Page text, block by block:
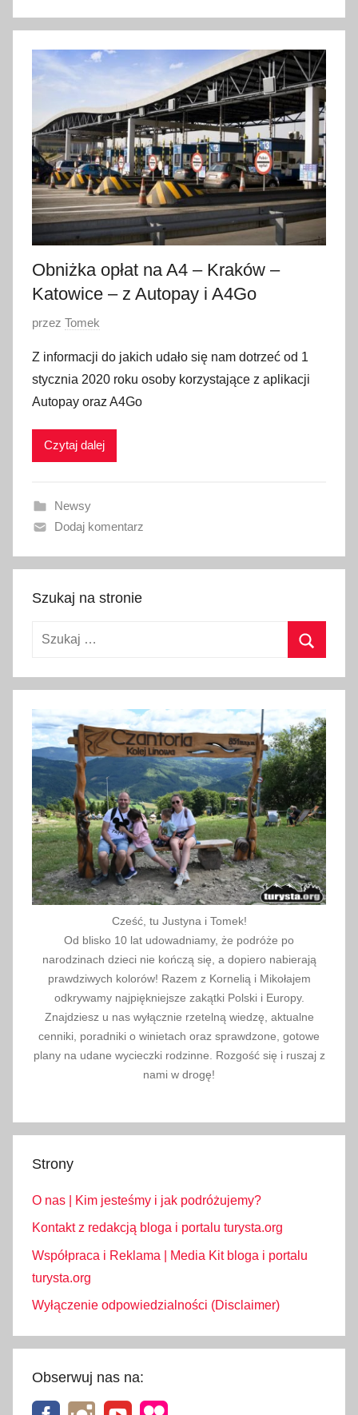
6
s
z
n
i
a
2
0
2
Obniżka opłat na A4 – Kraków –
Katowice – z Autopay i A4Go
O
u
b
l
i
a
n
1
g
n
a
2
0
9
przez Tomek
Z informacji do jakich udało się nam dotrzeć od 1
stycznia 2020 roku osoby korzystające z aplikacji
Autopay oraz A4Go
Czytaj dalej
Newsy
Dodaj komentarz
Szukaj na stronie
Szukaj:
Cześć, tu Justyna i Tomek!
Od blisko 10 lat udowadniamy, że podróże po
narodzinach dzieci nie kończą się, a dopiero nabierają
prawdziwych kolorów! Razem z Kornelią i Mikołajem
odkrywamy najpiękniejsze zakątki Polski i Europy.
Znajdziesz u nas wyłącznie rzetelną wiedzę, aktualne
cenniki, poradniki o winietach oraz sprawdzone, gotowe
plany na udane wycieczki rodzinne. Rozgość się i ruszaj z
nami w drogę!
Strony
O nas | Kim jesteśmy i jak podróżujemy?
Kontakt z redakcją bloga i portalu turysta.org
Współpraca i Reklama | Media Kit bloga i portalu
turysta.org
Wyłączenie odpowiedzialności (Disclaimer)
Obserwuj nas na: